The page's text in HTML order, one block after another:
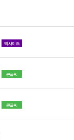
빅사이즈
큰글씨
큰글씨